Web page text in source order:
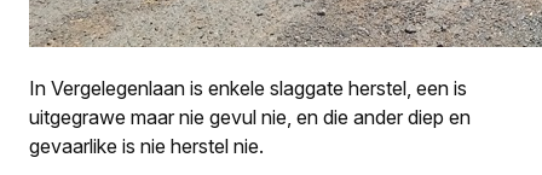
In Vergelegenlaan is enkele slaggate herstel, een is
uitgegrawe maar nie gevul nie, en die ander diep en
gevaarlike is nie herstel nie.